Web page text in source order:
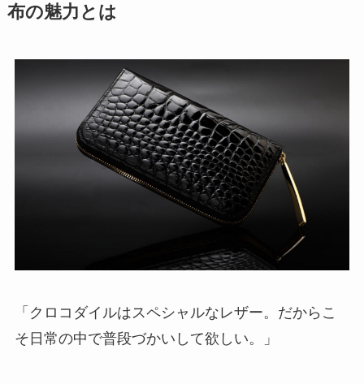
布の魅力とは
「クロコダイルはスペシャルなレザー。だからこ
そ日常の中で普段づかいして欲しい。」